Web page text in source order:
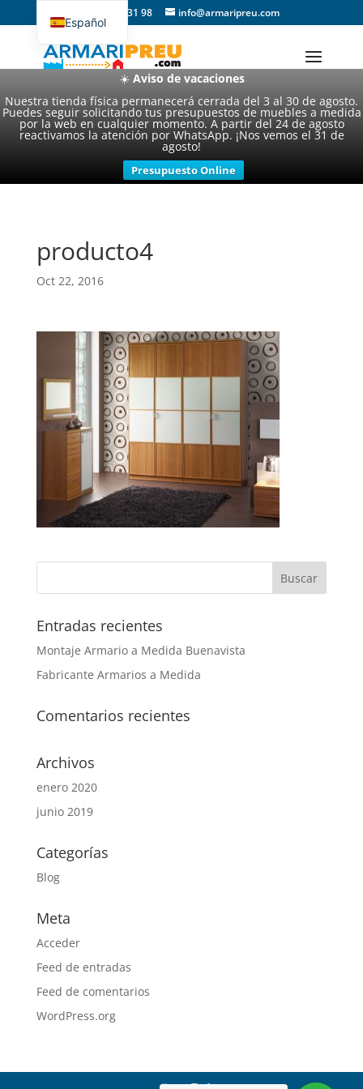
☀️ Aviso de vacaciones
Nuestra tienda física permanecerá cerrada del 3 al 30 de agosto.
Puedes seguir solicitando tus presupuestos de muebles a medida
por la web en cualquier momento. A partir del 24 de agosto
reactivamos la atención por WhatsApp. ¡Nos vemos el 31 de
agosto!
Presupuesto Online
93 357 31 98 info@armaripreu.com
producto4
Oct 22, 2016
Entradas recientes
Montaje Armario a Medida Buenavista
Fabricante Armarios a Medida
Comentarios recientes
Archivos
enero 2020
junio 2019
Categorías
Blog
Meta
Acceder
Feed de entradas
Feed de comentarios
WordPress.org
Español
Català